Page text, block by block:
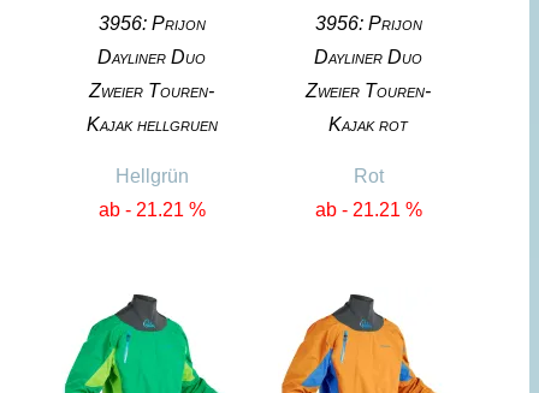
3956: Prijon
Dayliner Duo
Zweier Touren-
Kajak hellgruen
Hellgrün
ab - 21.21 %
3956: Prijon
Dayliner Duo
Zweier Touren-
Kajak rot
Rot
ab - 21.21 %